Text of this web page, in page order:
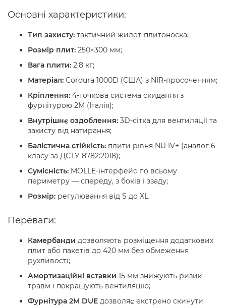
Основні характеристики:
Тип захисту: тактичний жилет-плитоноска;
Розмір плит: 250×300 мм;
Вага плити: 2,8 кг;
Матеріал: Cordura 1000D (США) з NIR-просоченням;
Кріплення: 4-точкова система скидання з
фурнітурою 2M (Італія);
Внутрішнє оздоблення: 3D-сітка для вентиляції та
захисту від натирання;
Балістична стійкість: плити рівня NIJ IV+ (аналог 6
класу за ДСТУ 8782:2018);
Сумісність: MOLLE-інтерфейс по всьому
периметру — спереду, з боків і ззаду;
Розмір: регулювання від S до XL.
Переваги:
Камербанди дозволяють розміщення додаткових
плит або пакетів до 420 мм без обмеження
рухливості;
Амортизаційні вставки 15 мм знижують ризик
травм і покращують вентиляцію;
Фурнітура 2M DUE дозволяє екстрено скинути